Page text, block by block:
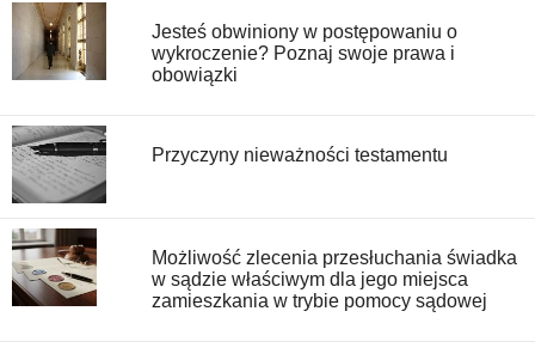
Jesteś obwiniony w postępowaniu o
wykroczenie? Poznaj swoje prawa i
obowiązki
Przyczyny nieważności testamentu
Możliwość zlecenia przesłuchania świadka
w sądzie właściwym dla jego miejsca
zamieszkania w trybie pomocy sądowej